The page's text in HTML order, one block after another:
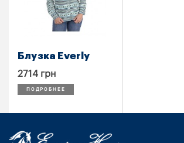
Блузка Everly
2714 грн
ПОДРОБНЕЕ